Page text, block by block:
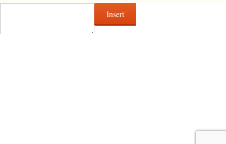
Insert